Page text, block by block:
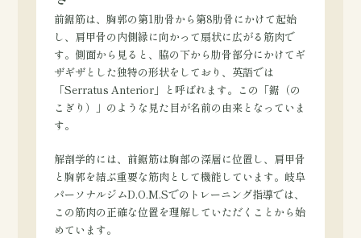
前鋸筋は、胸郭の第1肋骨から第8肋骨にかけて起始
し、肩甲骨の内側縁に向かって扇状に広がる筋肉で
す。側面から見ると、脇の下から肋骨部分にかけてギ
ザギザとした独特の形状をしており、英語では
「Serratus Anterior」と呼ばれます。この「鋸（の
こぎり）」のような見た目が名前の由来となっていま
す。
解剖学的には、前鋸筋は胸部の深層に位置し、肩甲骨
と胸郭を結ぶ重要な筋肉として機能しています。岐阜
パーソナルジムD.O.M.Sでのトレーニング指導では、
この筋肉の正確な位置を理解していただくことから始
めています。